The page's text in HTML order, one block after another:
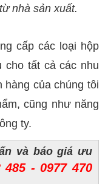
nhà sản xuất.
cấp các loại hộp
cho tất cả các nhu
hàng của chúng tôi
cũng như năng
ty.
và báo giá ưu
485 - 0977 470